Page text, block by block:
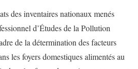
des inventaires nationaux menés
d’Études de la Pollution
de la détermination des facteurs
les foyers domestiques alimentés au